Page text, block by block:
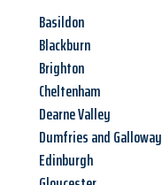
Basildon
Blackburn
Brighton
Cheltenham
Dearne Valley
Dumfries and Galloway
Edinburgh